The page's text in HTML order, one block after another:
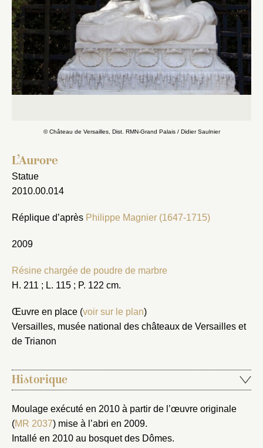
© Château de Versailles, Dist. RMN-Grand Palais / Didier Saulnier
L’Aurore
Statue
2010.00.014
Réplique d’après Philippe Magnier (1647-1715)
2009
Résine chargée de poudre de marbre
H. 211 ; L. 115 ; P. 122 cm.
Œuvre en place (voir sur le plan)
Versailles, musée national des châteaux de Versailles et
de Trianon
Historique
Moulage exécuté en 2010 à partir de l’œuvre originale
(MR 2037) mise à l’abri en 2009.
Intallé en 2010 au bosquet des Dômes.
Choix du dossier où ajouter la
Nom du dossier
Créer et ajouter
Courriel
Mot de passe
Envoyer
Vous avez oublié votre mot de passe ?Cliquez ici